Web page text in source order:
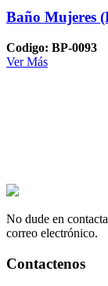
Baño Mujeres
Codigo: BP-0093
Ver Más
No dude en
correo electrónico.
Contactenos